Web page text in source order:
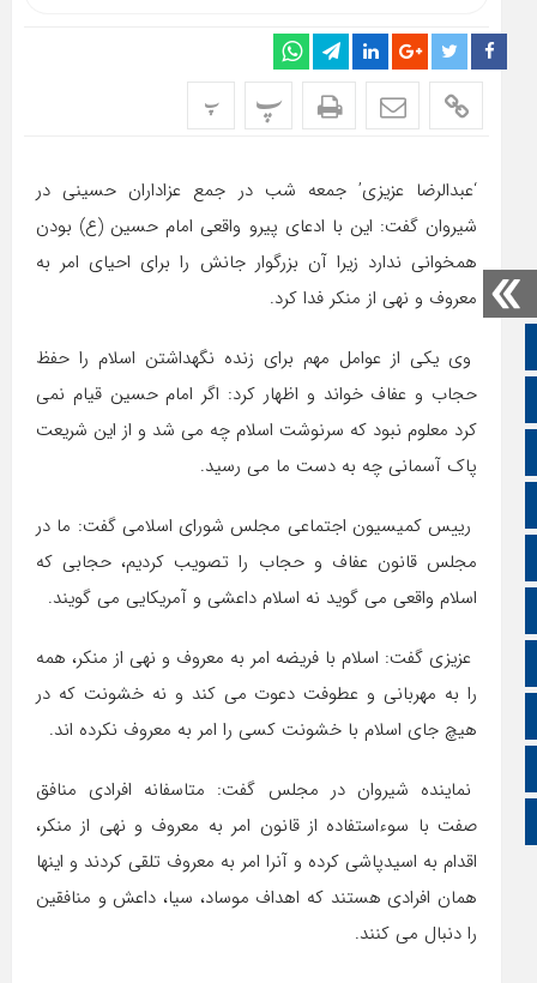
تالار گفتمان
اپلیکیشن سایت
اینستاگرام
زبان عربی
پ پ
‘عبدالرضا عزیزی’ جمعه شب در جمع عزاداران حسینی در
شیروان گفت: این با ادعای پیرو واقعی امام حسین (ع) بودن
همخوانی ندارد زیرا آن بزرگوار جانش را برای احیای امر به
معروف و نهی از منکر فدا کرد.
وی یکی از عوامل مهم برای زنده نگهداشتن اسلام را حفظ
حجاب و عفاف خواند و اظهار کرد: اگر امام حسین قیام نمی
کرد معلوم نبود که سرنوشت اسلام چه می شد و از این شریعت
پاک آسمانی چه به دست ما می رسید.
رییس کمیسیون اجتماعی مجلس شورای اسلامی گفت: ما در
مجلس قانون عفاف و حجاب را تصویب کردیم، حجابی که
اسلام واقعی می گوید نه اسلام داعشی و آمریکایی می گویند.
عزیزی گفت: اسلام با فریضه امر به معروف و نهی از منکر، همه
را به مهربانی و عطوفت دعوت می کند و نه خشونت که در
هیچ جای اسلام با خشونت کسی را امر به معروف نکرده اند.
نماینده شیروان در مجلس گفت: متاسفانه افرادی منافق
صفت با سوءاستفاده از قانون امر به معروف و نهی از منکر،
اقدام به اسیدپاشی کرده و آنرا امر به معروف تلقی کردند و اینها
همان افرادی هستند که اهداف موساد، سیا، داعش و منافقین
را دنبال می کنند.